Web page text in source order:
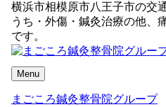
横浜市相模原市八王子市の交
うち・外傷・鍼灸治療の他、
です。
Menu
まごころ鍼灸整骨院グループ